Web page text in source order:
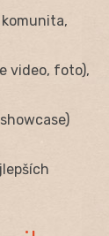
video, foto),